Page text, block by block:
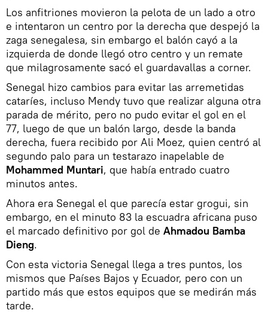
Los anfitriones movieron la pelota de un lado a otro
e intentaron un centro por la derecha que despejó la
zaga senegalesa, sin embargo el balón cayó a la
izquierda de donde llegó otro centro y un remate
que milagrosamente sacó el guardavallas a corner.
Senegal hizo cambios para evitar las arremetidas
cataríes, incluso Mendy tuvo que realizar alguna otra
parada de mérito, pero no pudo evitar el gol en el
77, luego de que un balón largo, desde la banda
derecha, fuera recibido por Ali Moez, quien centró al
segundo palo para un testarazo inapelable de
Mohammed Muntari, que había entrado cuatro
minutos antes.
Ahora era Senegal el que parecía estar grogui, sin
embargo, en el minuto 83 la escuadra africana puso
el marcado definitivo por gol de Ahmadou Bamba
Dieng.
Con esta victoria Senegal llega a tres puntos, los
mismos que Países Bajos y Ecuador, pero con un
partido más que estos equipos que se medirán más
tarde.